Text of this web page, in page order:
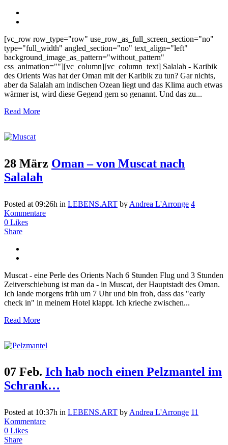
[vc_row row_type="row" use_row_as_full_screen_section="no"
type="full_width" angled_section="no" text_align="left"
background_image_as_pattern="without_pattern"
css_animation=""][vc_column][vc_column_text] Salalah - Karibik
des Orients Was hat der Oman mit der Karibik zu tun? Gar nichts,
aber da Salalah am indischen Ozean liegt und das Klima auch etwas
wärmer ist, wird diese Gegend gern so genannt. Und das zu...
Read More
28 März Oman – von Muscat nach
Salalah
Posted at 09:26h in LEBENS.ART by Andrea L'Arronge 4
Kommentare
0 Likes
Share
Muscat - eine Perle des Orients Nach 6 Stunden Flug und 3 Stunden
Zeitverschiebung ist man da - in Muscat, der Hauptstadt des Oman.
Ich lande morgens früh um 7 Uhr und bin froh, dass das "early
check in" in meinem Hotel klappt. Ich krieche zwischen...
Read More
07 Feb. Ich hab noch einen Pelzmantel im
Schrank…
Posted at 10:37h in LEBENS.ART by Andrea L'Arronge 11
Kommentare
0 Likes
Share